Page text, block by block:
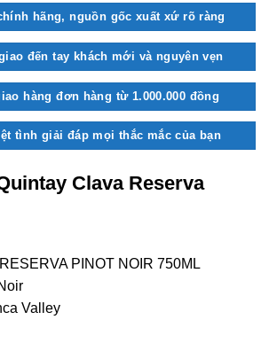
hãng, nguồn gốc xuất xứ rõ ràng
đến tay khách mới và nguyên vẹn
hàng đơn hàng từ 1.000.000 đồng
tình giải đáp mọi thắc mắc của bạn
Clava Reserva
PINOT NOIR 750ML
Valley